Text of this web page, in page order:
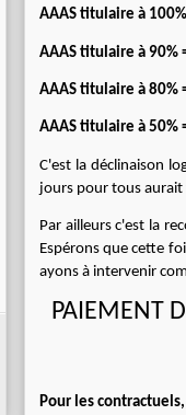
AAAS titulaire à
AAAS titulaire à 90%
AAAS titulaire à 80%
AAAS titulaire à 50%
C'est la déclinaison
jours pour tous
Par ailleurs c'est la
Espérons que cette
ayons à intervenir
PAIEMENT
Pour les